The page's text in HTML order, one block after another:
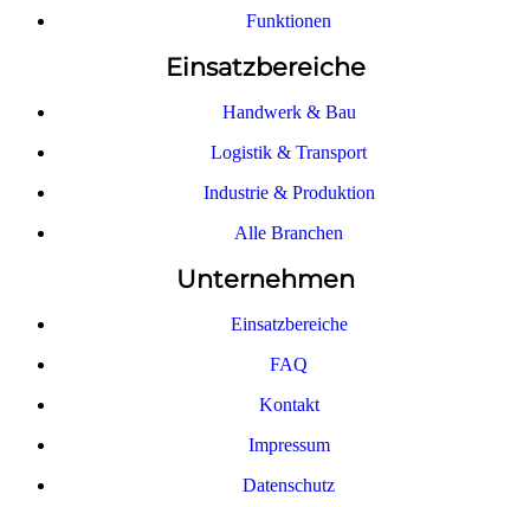
Funktionen
Einsatzbereiche
Handwerk & Bau
Logistik & Transport
Industrie & Produktion
Alle Branchen
Unternehmen
Einsatzbereiche
FAQ
Kontakt
Impressum
Datenschutz